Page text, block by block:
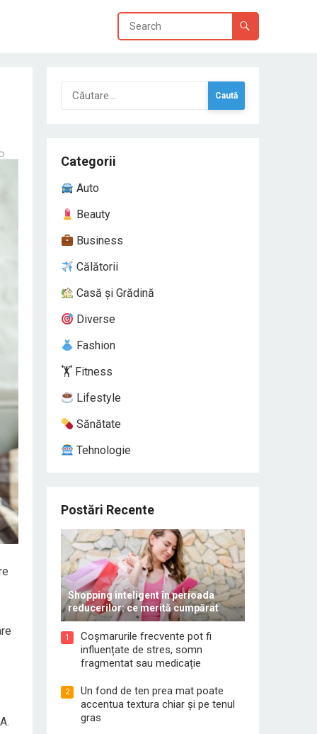
Caută
după:
Categorii
Auto
Beauty
Business
Călătorii
Casă și Grădină
Diverse
Fashion
🏋️ Fitness
Lifestyle
Sănătate
Tehnologie
Postări Recente
Shopping inteligent în perioada
reducerilor: ce merită cumpărat
1
Coșmarurile frecvente pot fi
influențate de stres, somn
fragmentat sau medicație
2
Un fond de ten prea mat poate
accentua textura chiar și pe tenul
gras